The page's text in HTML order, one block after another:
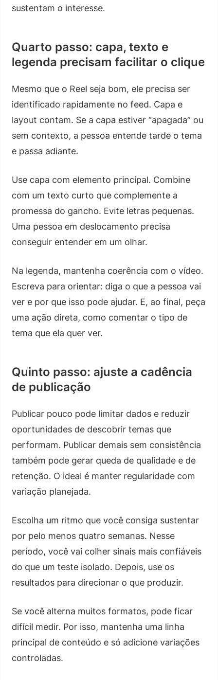
sustentam o interesse.
Quarto passo: capa, texto e
legenda precisam facilitar o clique
Mesmo que o Reel seja bom, ele precisa ser
identificado rapidamente no feed. Capa e
layout contam. Se a capa estiver “apagada” ou
sem contexto, a pessoa entende tarde o tema
e passa adiante.
Use capa com elemento principal. Combine
com um texto curto que complemente a
promessa do gancho. Evite letras pequenas.
Uma pessoa em deslocamento precisa
conseguir entender em um olhar.
Na legenda, mantenha coerência com o vídeo.
Escreva para orientar: diga o que a pessoa vai
ver e por que isso pode ajudar. E, ao final, peça
uma ação direta, como comentar o tipo de
tema que ela quer ver.
Quinto passo: ajuste a cadência
de publicação
Publicar pouco pode limitar dados e reduzir
oportunidades de descobrir temas que
performam. Publicar demais sem consistência
também pode gerar queda de qualidade e de
retenção. O ideal é manter regularidade com
variação planejada.
Escolha um ritmo que você consiga sustentar
por pelo menos quatro semanas. Nesse
período, você vai colher sinais mais confiáveis
do que um teste isolado. Depois, use os
resultados para direcionar o que produzir.
Se você alterna muitos formatos, pode ficar
difícil medir. Por isso, mantenha uma linha
principal de conteúdo e só adicione variações
controladas.